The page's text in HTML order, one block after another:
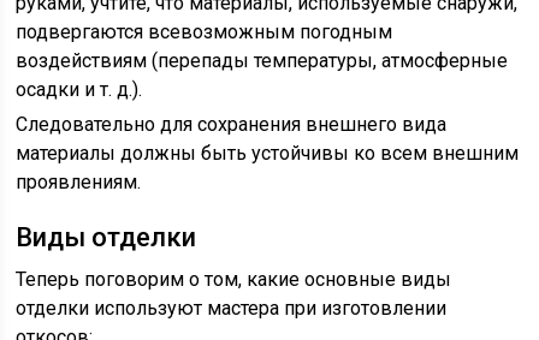
подвергаются всевозможным погодным
воздействиям (перепады температуры, атмосферные
осадки и т. д.).
Следовательно для сохранения внешнего вида
материалы должны быть устойчивы ко всем внешним
проявлениям.
Виды отделки
Теперь поговорим о том, какие основные виды
отделки используют мастера при изготовлении